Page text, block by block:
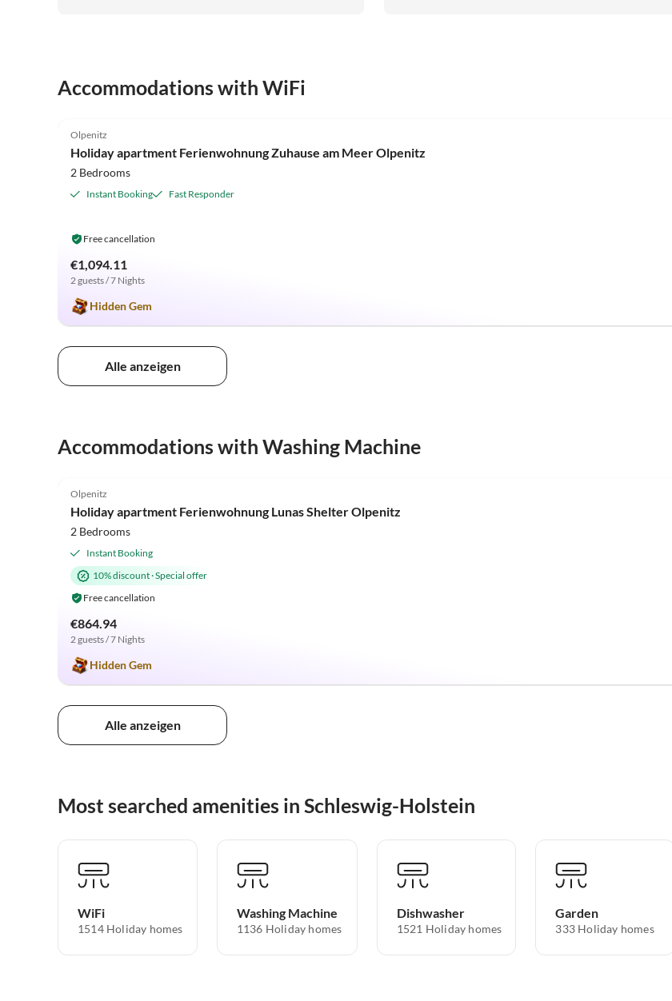
Accommodations with WiFi
Olpenitz
Holiday apartment Ferienwohnung Zuhause am Meer Olpenitz
2 Bedrooms
Instant Booking Fast Responder
Free cancellation
€1,094.11
2 guests / 7 Nights
Hidden Gem
Alle anzeigen
Accommodations with Washing Machine
Olpenitz
Holiday apartment Ferienwohnung Lunas Shelter Olpenitz
2 Bedrooms
Instant Booking
10% discount·Special offer
Free cancellation
€864.94
2 guests / 7 Nights
Hidden Gem
Alle anzeigen
Most searched amenities in Schleswig-Holstein
WiFi
1514 Holiday homes
Washing Machine
1136 Holiday homes
Dishwasher
1521 Holiday homes
Garden
333 Holiday homes